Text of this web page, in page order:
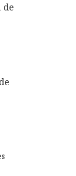
de